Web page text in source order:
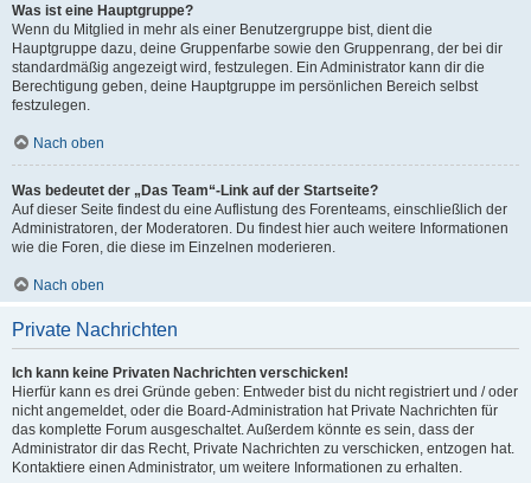
Was ist eine Hauptgruppe?
Wenn du Mitglied in mehr als einer Benutzergruppe bist, dient die
Hauptgruppe dazu, deine Gruppenfarbe sowie den Gruppenrang, der bei dir
standardmäßig angezeigt wird, festzulegen. Ein Administrator kann dir die
Berechtigung geben, deine Hauptgruppe im persönlichen Bereich selbst
festzulegen.
Nach oben
Was bedeutet der „Das Team“-Link auf der Startseite?
Auf dieser Seite findest du eine Auflistung des Forenteams, einschließlich der
Administratoren, der Moderatoren. Du findest hier auch weitere Informationen
wie die Foren, die diese im Einzelnen moderieren.
Nach oben
Private Nachrichten
Ich kann keine Privaten Nachrichten verschicken!
Hierfür kann es drei Gründe geben: Entweder bist du nicht registriert und / oder
nicht angemeldet, oder die Board-Administration hat Private Nachrichten für
das komplette Forum ausgeschaltet. Außerdem könnte es sein, dass der
Administrator dir das Recht, Private Nachrichten zu verschicken, entzogen hat.
Kontaktiere einen Administrator, um weitere Informationen zu erhalten.